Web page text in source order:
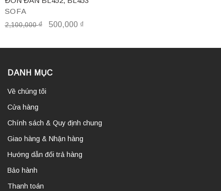
SOFA
2,100,000₫ 500,000 ₫
DANH MỤC
Về chúng tôi
Cửa hàng
Chính sách & Quy định chung
Giao hàng & Nhận hàng
Hướng dẫn đổi trả hàng
Bảo hành
Thanh toán